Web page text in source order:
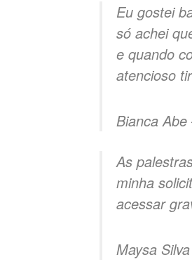
Eu gostei
só achei
e quando
atencioso
Bianca
As
minha
acessar
Maysa